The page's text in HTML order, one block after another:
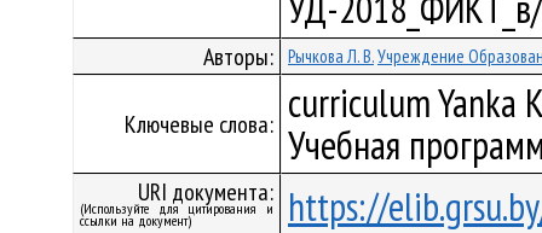
Авторы: Рычкова Л. В.Учреждение
Ключевые слова: curriculum Yanka
Учебная
URI документа:
(Используйте для цитирования и
ссылки на документ) https://